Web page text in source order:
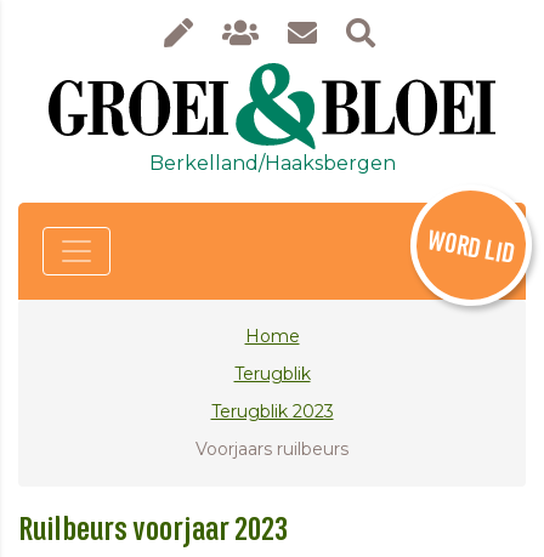
Berkelland/Haaksbergen
WORD LID
Home
Terugblik
Terugblik 2023
Voorjaars ruilbeurs
Ruilbeurs voorjaar 2023